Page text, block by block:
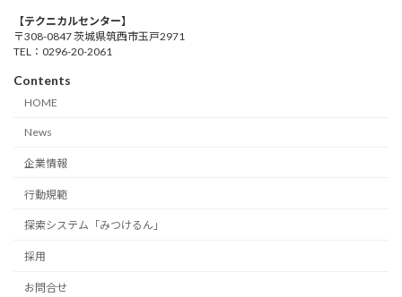
【テクニカルセンター】
〒308-0847 茨城県筑西市玉戸2971
TEL：0296-20-2061
Contents
HOME
News
企業情報
行動規範
探索システム「みつけるん」
採用
お問合せ